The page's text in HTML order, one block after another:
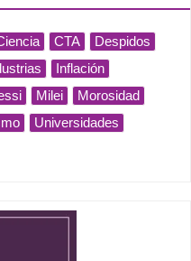
CTA
Despidos
Inflación
Milei
Morosidad
Universidades